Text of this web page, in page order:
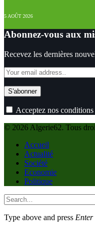
5 AOÛT 2026
Abonnez-vous aux
Recevez les dernières
Acceptez nos conditions
© 2026 Algerie62. Tous
Accueil
Actualité
Société
Economie
Politique
Type above and press Enter